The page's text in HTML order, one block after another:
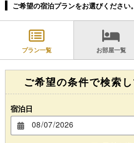
ご希望の宿泊プランをお選びください。
プラン一覧 お部屋一覧
ご希望の条件で検索し
宿泊日